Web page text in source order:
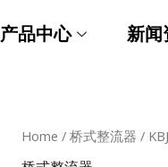
产品中心 新闻
Home /桥式整流器 /